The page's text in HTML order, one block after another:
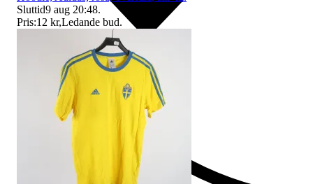
Ersättning om du inte får din vara
Sluttid9 aug 20:48.
Pris:12 kr,Ledande bud.